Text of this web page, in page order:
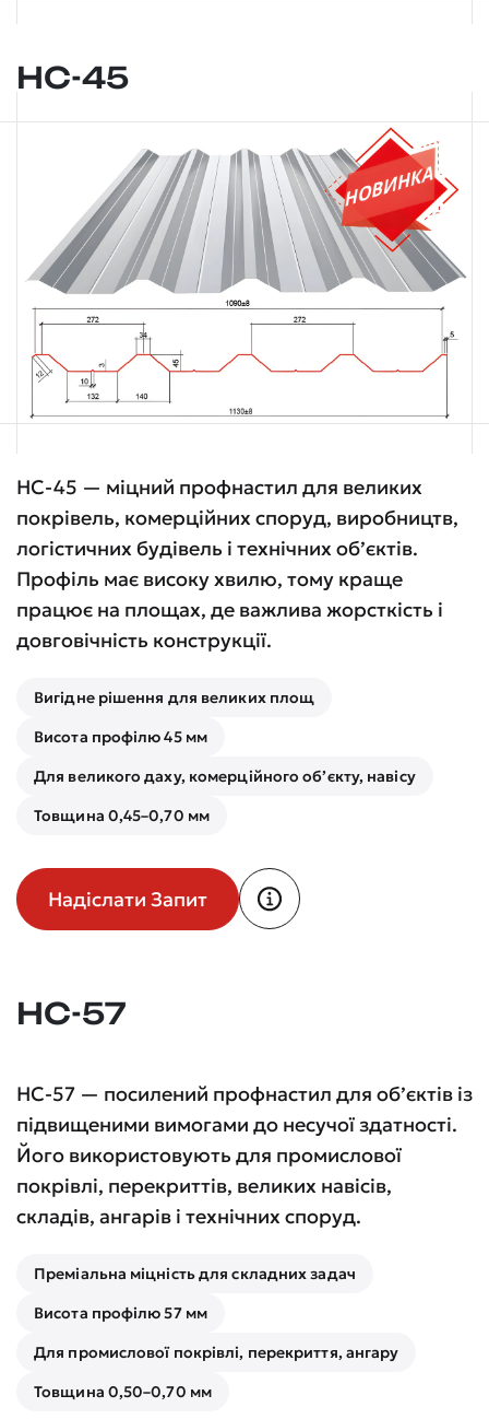
НС-45
НС-45 — міцний профнастил для великих
покрівель, комерційних споруд, виробництв,
логістичних будівель і технічних об’єктів.
Профіль має високу хвилю, тому краще
працює на площах, де важлива жорсткість і
довговічність конструкції.
Вигідне рішення для великих площ
Висота профілю 45 мм
Для великого даху, комерційного об’єкту, навісу
Товщина 0,45–0,70 мм
Надіслати Запит
НС-57
НС-57 — посилений профнастил для об’єктів із
підвищеними вимогами до несучої здатності.
Його використовують для промислової
покрівлі, перекриттів, великих навісів,
складів, ангарів і технічних споруд.
Преміальна міцність для складних задач
Висота профілю 57 мм
Для промислової покрівлі, перекриття, ангару
Товщина 0,50–0,70 мм